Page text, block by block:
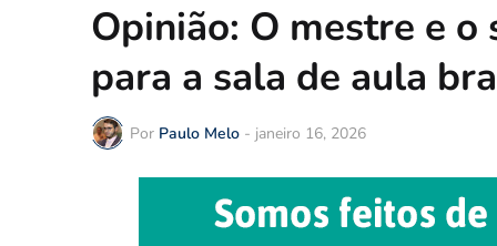
Opinião: O mestre e o
para a sala de aula
Por Paulo Melo - janeiro 16, 2026